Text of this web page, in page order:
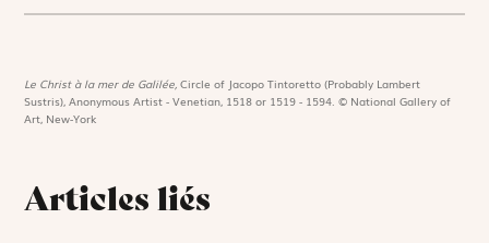
Le Christ à la mer de Galilée,Circle of Jacopo Tintoretto (Probably Lambert
Sustris), Anonymous Artist - Venetian, 1518 or 1519 - 1594. © National Gallery of
Art, New-York
Articles liés